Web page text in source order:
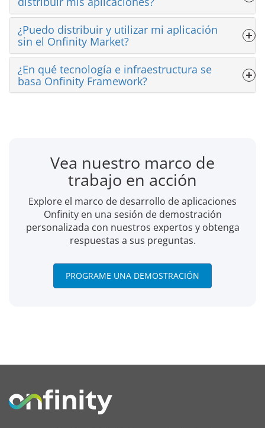
¿Puedo distribuir y utilizar mi aplicación
sin el Onfinity Market?
¿En qué tecnología e infraestructura se
basa Onfinity Framework?
Vea nuestro marco de
trabajo en acción
Explore el marco de desarrollo de aplicaciones
Onfinity en una sesión de demostración
personalizada con nuestros expertos y obtenga
respuestas a sus preguntas.
PROGRAME UNA DEMOSTRACIÓN